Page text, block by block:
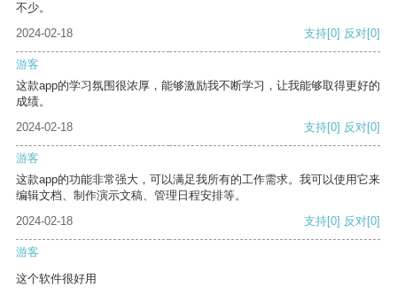
不少。
2024-02-18
支持[0] 反对[0]
游客
这款app的学习氛围很浓厚，能够激励我不断学习，让我能够取得更好的
成绩。
2024-02-18
支持[0] 反对[0]
游客
这款app的功能非常强大，可以满足我所有的工作需求。我可以使用它来
编辑文档、制作演示文稿、管理日程安排等。
2024-02-18
支持[0] 反对[0]
游客
这个软件很好用